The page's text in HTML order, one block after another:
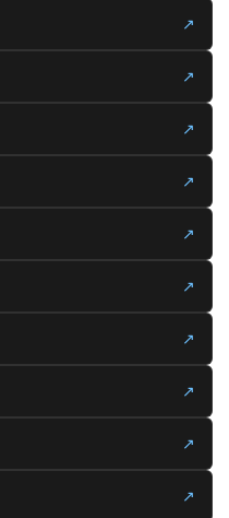
↗
↗
↗
↗
↗
↗
↗
↗
↗
↗